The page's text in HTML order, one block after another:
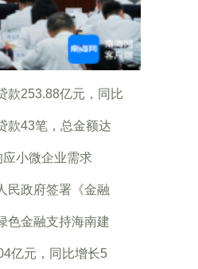
款253.88亿元，同比
款43笔，总金额达
应小微企业需求
民政府签署《金融
色金融支持海南建
亿元，同比增长5